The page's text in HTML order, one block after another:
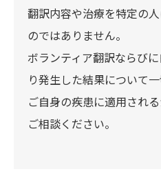
翻訳内容や治療を特定の
のではありません。
ボランティア翻訳ならび
り発生した結果について
ご自身の疾患に適用され
ご相談ください。